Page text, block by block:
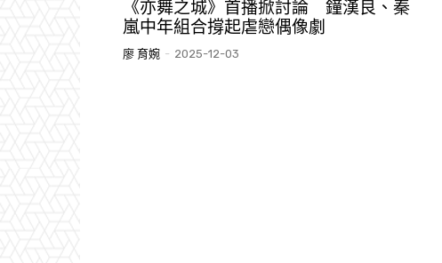
《亦舞之城》首播掀討論 鐘漢良、秦
嵐中年組合撐起虐戀偶像劇
廖 育婉 - 2025-12-03